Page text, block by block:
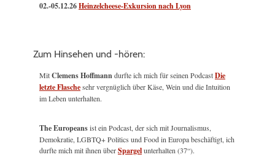
02.-05.12.26Heinzelcheese-Exkursion nach Lyon
Zum Hinsehen und -hören:
MitClemens Hoffmanndurfte ich mich für seinen PodcastDie
letzte Flaschesehr vergnüglich über Käse, Wein und die Intuition
im Leben unterhalten.
The Europeansist ein Podcast, der sich mit Journalismus,
Demokratie, LGBTQ+ Politics und Food in Europa beschäftigt, ich
durfte mich mit ihnen überSpargelunterhalten (37“).